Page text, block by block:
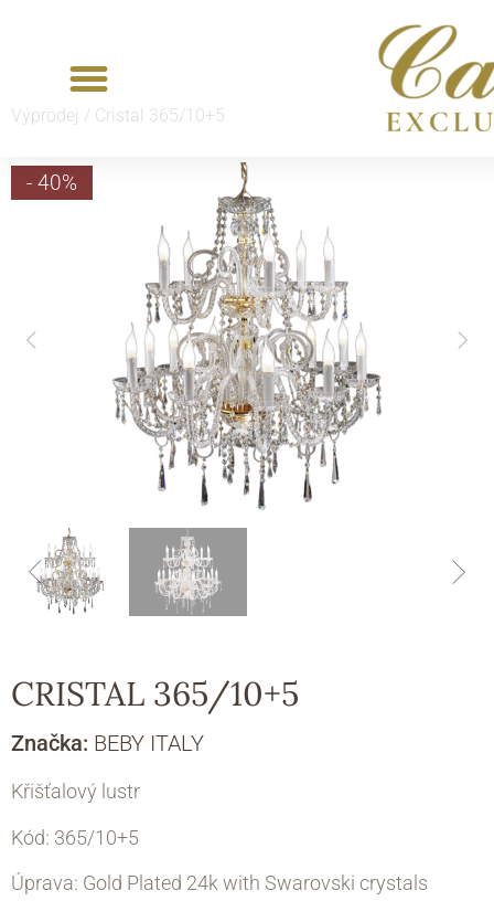
Výprodej / Cristal 365/10+5
- 40%
CRISTAL 365/10+5
Značka: BEBY ITALY
Křišťalový lustr
Kód: 365/10+5
Úprava: Gold Plated 24k with Swarovski crystals